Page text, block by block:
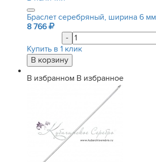
Браслет серебряный, ширина 6 мм
8 766
-
Купить в 1 клик
В избранном В избранное